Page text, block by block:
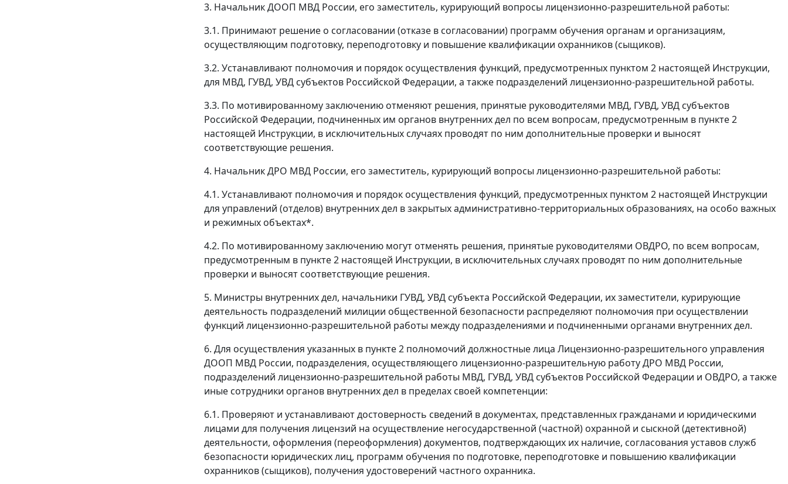
3. Начальник ДООП МВД России, его заместитель, курирующий вопросы лицензионно-разрешительной работы:
3.1. Принимают решение о согласовании (отказе в согласовании) программ обучения органам и организациям,
осуществляющим подготовку, переподготовку и повышение квалификации охранников (сыщиков).
3.2. Устанавливают полномочия и порядок осуществления функций, предусмотренных пунктом 2 настоящей Инструкции,
для МВД, ГУВД, УВД субъектов Российской Федерации, а также подразделений лицензионно-разрешительной работы.
3.3. По мотивированному заключению отменяют решения, принятые руководителями МВД, ГУВД, УВД субъектов
Российской Федерации, подчиненных им органов внутренних дел по всем вопросам, предусмотренным в пункте 2
настоящей Инструкции, в исключительных случаях проводят по ним дополнительные проверки и выносят
соответствующие решения.
4. Начальник ДРО МВД России, его заместитель, курирующий вопросы лицензионно-разрешительной работы:
4.1. Устанавливают полномочия и порядок осуществления функций, предусмотренных пунктом 2 настоящей Инструкции
для управлений (отделов) внутренних дел в закрытых административно-территориальных образованиях, на особо важных
и режимных объектах*.
4.2. По мотивированному заключению могут отменять решения, принятые руководителями ОВДРО, по всем вопросам,
предусмотренным в пункте 2 настоящей Инструкции, в исключительных случаях проводят по ним дополнительные
проверки и выносят соответствующие решения.
5. Министры внутренних дел, начальники ГУВД, УВД субъекта Российской Федерации, их заместители, курирующие
деятельность подразделений милиции общественной безопасности распределяют полномочия при осуществлении
функций лицензионно-разрешительной работы между подразделениями и подчиненными органами внутренних дел.
6. Для осуществления указанных в пункте 2 полномочий должностные лица Лицензионно-разрешительного управления
ДООП МВД России, подразделения, осуществляющего лицензионно-разрешительную работу ДРО МВД России,
подразделений лицензионно-разрешительной работы МВД, ГУВД, УВД субъектов Российской Федерации и ОВДРО, а также
иные сотрудники органов внутренних дел в пределах своей компетенции:
6.1. Проверяют и устанавливают достоверность сведений в документах, представленных гражданами и юридическими
лицами для получения лицензий на осуществление негосударственной (частной) охранной и сыскной (детективной)
деятельности, оформления (переоформления) документов, подтверждающих их наличие, согласования уставов служб
безопасности юридических лиц, программ обучения по подготовке, переподготовке и повышению квалификации
охранников (сыщиков), получения удостоверений частного охранника.